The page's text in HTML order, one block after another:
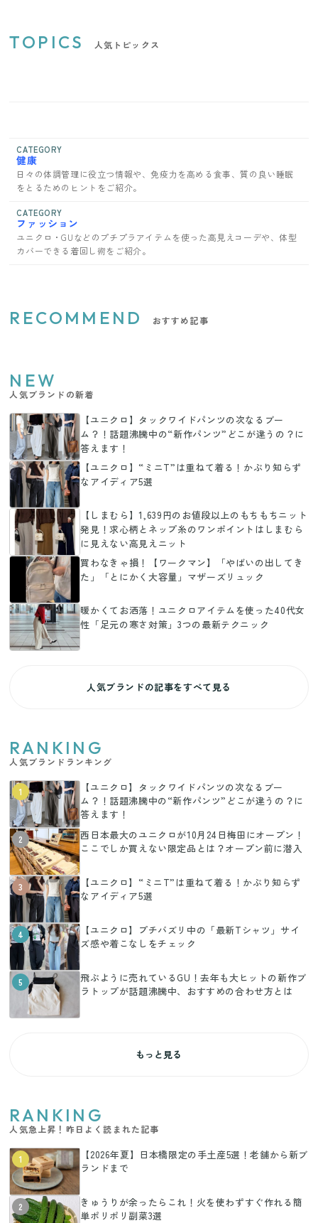
TOPICS 人気トピックス
CATEGORY
健康
日々の体調管理に役立つ情報や、免疫力を高める食事、質の良い睡眠
をとるためのヒントをご紹介。
CATEGORY
ファッション
ユニクロ・GUなどのプチプラアイテムを使った高見えコーデや、体型
カバーできる着回し術をご紹介。
RECOMMEND おすすめ記事
NEW
人気ブランドの新着
【ユニクロ】タックワイドパンツの次なるブー
ム？！話題沸騰中の“新作パンツ”どこが違うの？に
答えます！
【ユニクロ】“ミニT”は重ねて着る！かぶり知らず
なアイディア5選
【しまむら】1,639円のお値段以上のもちもちニット
発見！求心柄とネップ糸のワンポイントはしまむら
に見えない高見えニット
買わなきゃ損！【ワークマン】「やばいの出してき
た」「とにかく大容量」マザーズリュック
暖かくてお洒落！ユニクロアイテムを使った40代女
性「足元の寒さ対策」3つの最新テクニック
人気ブランドの記事をすべて見る
RANKING
人気ブランドランキング
1
【ユニクロ】タックワイドパンツの次なるブー
ム？！話題沸騰中の“新作パンツ”どこが違うの？に
答えます！
2
西日本最大のユニクロが10月24日梅田にオープン！
ここでしか買えない限定品とは？オープン前に潜入
3
【ユニクロ】“ミニT”は重ねて着る！かぶり知らず
なアイディア5選
4
【ユニクロ】プチバズリ中の「最新Tシャツ」サイ
ズ感や着こなしをチェック
5
飛ぶように売れているGU！去年も大ヒットの新作ブ
ラトップが話題沸騰中、おすすめの合わせ方とは
もっと見る
RANKING
人気急上昇！昨日よく読まれた記事
1
【2026年夏】日本橋限定の手土産5選！老舗から新ブ
ランドまで
2
きゅうりが余ったらこれ！火を使わずすぐ作れる簡
単ポリポリ副菜3選